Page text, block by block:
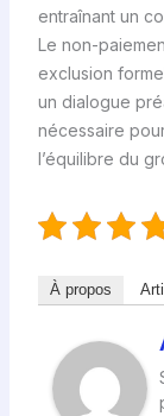
entraînant un
Le non-
exclusion
un dialogue
nécessaire
l’équilibre du
À propos